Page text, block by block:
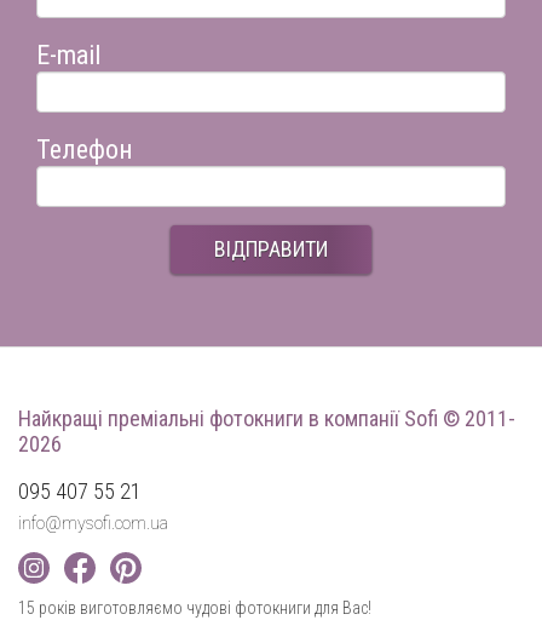
E-mail
Телефон
ВІДПРАВИТИ
Найкращі преміальні фотокниги в компанії Sofi © 2011-
2026
095 407 55 21
info@mysofi.com.ua
15 років виготовляємо чудові фотокниги для Вас!